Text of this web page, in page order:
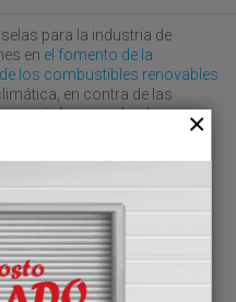
para la industria de
en el fomento de la
los combustibles renovables
en contra de las
su informe sobre la
por 30 entidades
de todo tipo, entre
y UNO, lamentan que la
plan “sus propias
‘Brújula de la
“se reconoce la importancia
para alcanzar los